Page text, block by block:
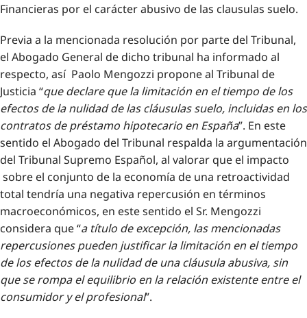
Financieras por el carácter abusivo de las clausulas suelo.
Previa a la mencionada resolución por parte del Tribunal,
el Abogado General de dicho tribunal ha informado al
respecto, así Paolo Mengozzi propone al Tribunal de
Justicia “que declare que la limitación en el tiempo de los
efectos de la nulidad de las cláusulas suelo, incluidas en los
contratos de préstamo hipotecario en España”. En este
sentido el Abogado del Tribunal respalda la argumentación
del Tribunal Supremo Español, al valorar que el impacto
sobre el conjunto de la economía de una retroactividad
total tendría una negativa repercusión en términos
macroeconómicos, en este sentido el Sr. Mengozzi
considera que “a título de excepción, las mencionadas
repercusiones pueden justificar la limitación en el tiempo
de los efectos de la nulidad de una cláusula abusiva, sin
que se rompa el equilibrio en la relación existente entre el
consumidor y el profesional”.